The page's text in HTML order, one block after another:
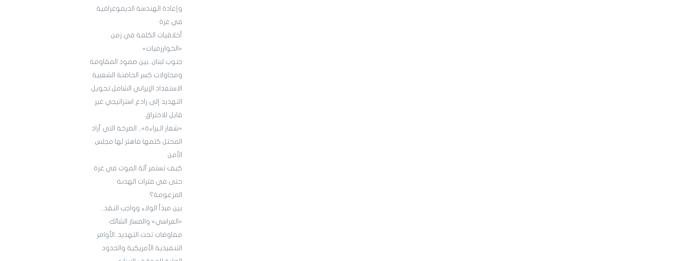
وإعادة الهندسة الديموغرافية
في غزة
أخلاقيات الكلمة في زمن
«الخوارزميات»
جنوب لبنان..بين صمود المقاومة
ومحاولات كسر الحاضنة الشعبية
الاستعداد الإيراني الشامل:تحويل
التهديد إلى رادع استراتيجي غير
قابل للاختراق
«شعار الـبراءة».. الصرخة التي أراد
المحتل كتمها فاهتز لها مجلس
الأمن
كيف تستمر آلة الموت في غزة
حتى في فترات الهدنة
المزعومة؟
بين مبدأ الولاء وواجب النقد..
«العراسي» والمسار الشائك
مفاوضات تحت التهديد..الأوامر
التنفيذية الأمريكية والحدود